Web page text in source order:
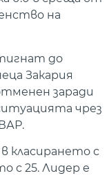
на
до
Закария
заради
чрез
класирането с
с 25. Лидер е